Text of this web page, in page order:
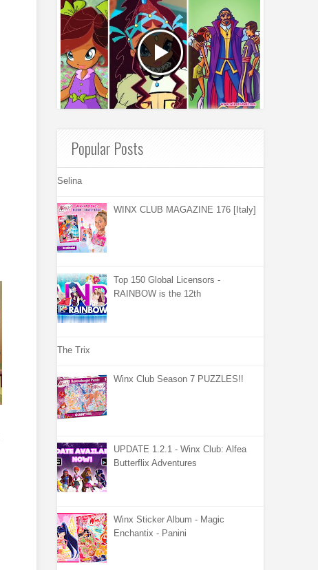
Popular Posts
Selina
WINX CLUB MAGAZINE 176 [Italy]
Top 150 Global Licensors -
RAINBOW is the 12th
The Trix
Winx Club Season 7 PUZZLES!!
UPDATE 1.2.1 - Winx Club: Alfea
Butterflix Adventures
Winx Sticker Album - Magic
Enchantix - Panini